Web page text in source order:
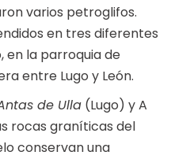
varios petroglifos.
en tres diferentes
en la parroquia de
entre Lugo y León.
de Ulla (Lugo) y A
rocas graníticas del
conservan una